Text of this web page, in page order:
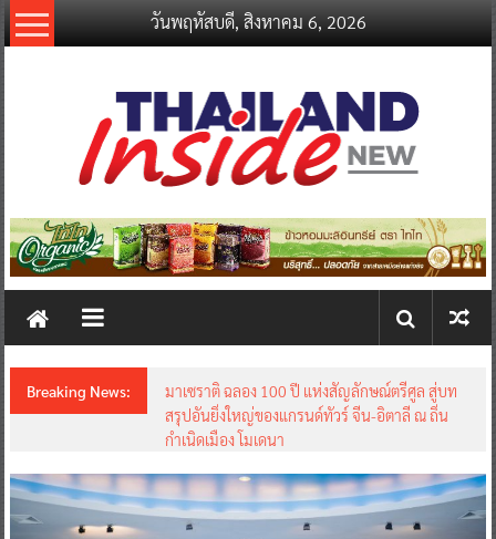
Skip
to
วันพฤหัสบดี, สิงหาคม 6, 2026
thailandinsidenew.com
Thailand
New
Breaking News:
มาเซราติ ฉลอง 100 ปี แห่งสัญลักษณ์ตรีศูล สู่บท
สรุปอันยิ่งใหญ่ของแกรนด์ทัวร์ จีน-อิตาลี ณ ถิ่น
กำเนิดเมือง โมเดนา